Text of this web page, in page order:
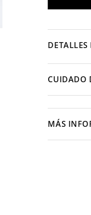
CUIDADO
MÁS